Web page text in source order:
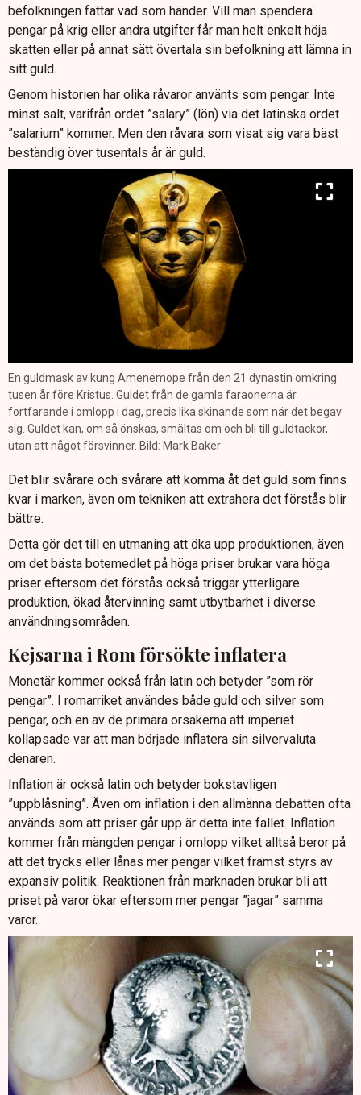
befolkningen fattar vad som händer. Vill man spendera
pengar på krig eller andra utgifter får man helt enkelt höja
skatten eller på annat sätt övertala sin befolkning att lämna in
sitt guld.
Genom historien har olika råvaror använts som pengar. Inte
minst salt, varifrån ordet ”salary” (lön) via det latinska ordet
”salarium” kommer. Men den råvara som visat sig vara bäst
beständig över tusentals år är guld.
En guldmask av kung Amenemope från den 21 dynastin omkring
tusen år före Kristus. Guldet från de gamla faraonerna är
fortfarande i omlopp i dag, precis lika skinande som när det begav
sig. Guldet kan, om så önskas, smältas om och bli till guldtackor,
utan att något försvinner. Bild: Mark Baker
Det blir svårare och svårare att komma åt det guld som finns
kvar i marken, även om tekniken att extrahera det förstås blir
bättre.
Detta gör det till en utmaning att öka upp produktionen, även
om det bästa botemedlet på höga priser brukar vara höga
priser eftersom det förstås också triggar ytterligare
produktion, ökad återvinning samt utbytbarhet i diverse
användningsområden.
Kejsarna i Rom försökte inflatera
Monetär kommer också från latin och betyder ”som rör
pengar”. I romarriket användes både guld och silver som
pengar, och en av de primära orsakerna att imperiet
kollapsade var att man började inflatera sin silvervaluta
denaren.
Inflation är också latin och betyder bokstavligen
”uppblåsning”. Även om inflation i den allmänna debatten ofta
används som att priser går upp är detta inte fallet. Inflation
kommer från mängden pengar i omlopp vilket alltså beror på
att det trycks eller lånas mer pengar vilket främst styrs av
expansiv politik. Reaktionen från marknaden brukar bli att
priset på varor ökar eftersom mer pengar ”jagar” samma
varor.